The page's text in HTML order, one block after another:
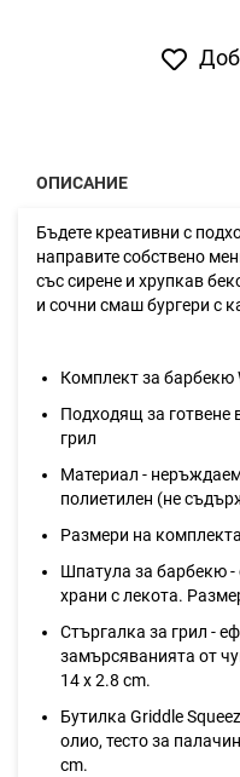
ОПИСАНИЕ
Бъдете креативни с
направите собствено
със сирене и хрупкав
и сочни смаш бургери с
Комплект за барбекю
Подходящ за готвене
грил
Материал -
полиетилен (не
Размери на
Шпатула за барбекю
храни с лекота.
Стъргалка за грил -
замърсяванията от
14 х 2.8 cm.
Бутилка Griddle
олио, тесто за
cm.